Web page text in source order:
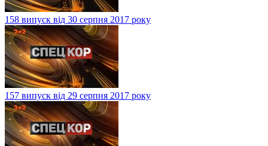
158 випуск від 30 серпня 2017 року
157 випуск від 29 серпня 2017 року